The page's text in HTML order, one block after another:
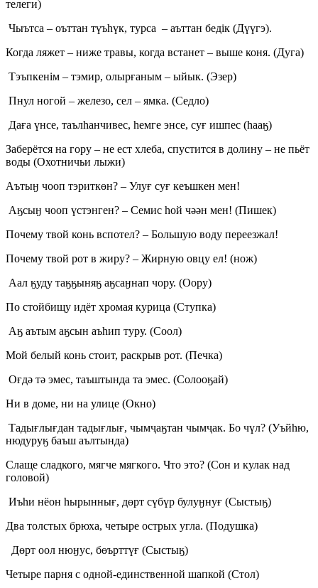
телеги)
Чыътса – оъттан түъһүк, турса – аъттан бедік (Дүүгэ).
Когда ляжет – ниже травы, когда встанет – выше коня. (Дуга)
Тэъпкенім – тэмир, олырғаным – ыйык. (Эзер)
Пнул ногой – железо, сел – ямка. (Седло)
Даға үнсе, таълһанчивес, һемге энсе, суғ ишпес (һааӄ)
Заберётся на гору – не ест хлеба, спустится в долину – не пьёт
воды (Охотничьи лыжи)
Аътыӈ чооп тэриткөн? – Улуғ суғ кеъшкен мен!
Аӄсыӈ чооп үстэнген? – Семис һой чәән мен! (Пишек)
Почему твой конь вспотел? – Большую воду переезжал!
Почему твой рот в жиру? – Жирную овцу ел! (нож)
Аал ӄуду таӄӄыняӄ аӄсаӈнап чору. (Оору)
По стойбищу идёт хромая курица (Ступка)
Аӄ аътым аӄсын аъһип туру. (Соол)
Мой белый конь стоит, раскрыв рот. (Печка)
Оғдә тә эмес, таъштында та эмес. (Солооӄай)
Ни в доме, ни на улице (Окно)
Тадығлығдан тадығлығ, чымҷаӄтан чымҷак. Бо чүл? (Уъйһю,
нюдуруӄ баъш аълтында)
Слаще сладкого, мягче мягкого. Что это? (Сон и кулак над
головой)
Иъһи нёон һырыннығ, дөрт сүбүр булуӈнуғ (Сыстыӄ)
Два толстых брюха, четыре острых угла. (Подушка)
Дөрт оол нюӈус, бөърттүғ (Сыстыӄ)
Четыре парня с одной-единственной шапкой (Стол)